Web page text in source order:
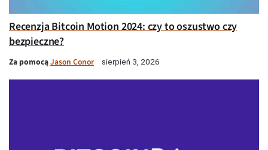
Recenzja Bitcoin Motion 2024: czy to oszustwo czy
bezpieczne?
Za pomocąJason Conor sierpień 3, 2026